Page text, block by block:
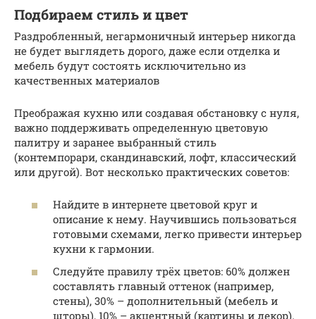
Подбираем стиль и цвет
Раздробленный, негармоничный интерьер никогда
не будет выглядеть дорого, даже если отделка и
мебель будут состоять исключительно из
качественных материалов
Преображая кухню или создавая обстановку с нуля,
важно поддерживать определенную цветовую
палитру и заранее выбранный стиль
(контемпорари, скандинавский, лофт, классический
или другой). Вот несколько практических советов:
Найдите в интернете цветовой круг и
описание к нему. Научившись пользоваться
готовыми схемами, легко привести интерьер
кухни к гармонии.
Следуйте правилу трёх цветов: 60% должен
составлять главный оттенок (например,
стены), 30% – дополнительный (мебель и
шторы), 10% – акцентный (картины и декор).